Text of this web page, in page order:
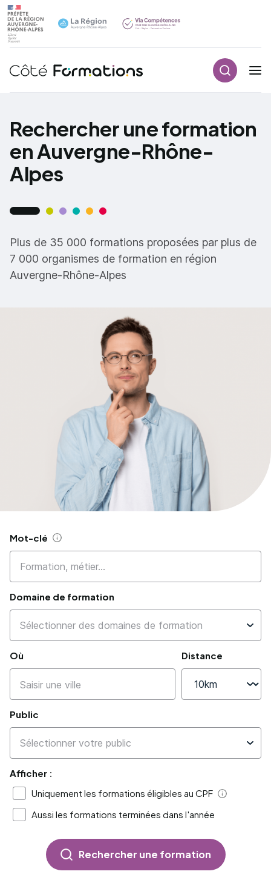
Navigation principale
Rechercher une formation
en Auvergne-Rhône-
Alpes
Plus de 35 000 formations proposées par plus de
7 000 organismes de formation en région
Auvergne-Rhône-Alpes
Mot-clé Aide
Domaine de formation
Où Distance
Public
Afficher :
Uniquement les formations éligibles au CPF
Aide
Aussi les formations terminées dans l'année
Rechercher une formation